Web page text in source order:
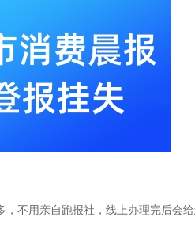
不用亲自跑报社，线上办理完后会